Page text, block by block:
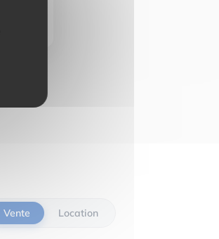
Vente Location